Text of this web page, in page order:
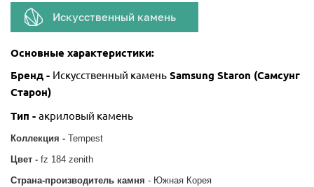
Искусственный камень
Основные характеристики:
Бренд - Искусственный камень Samsung Staron (Самсунг
Старон)
Тип - акриловый камень
Коллекция - Tempest
Цвет - fz 184 zenith
Страна-производитель камня - Южная Корея